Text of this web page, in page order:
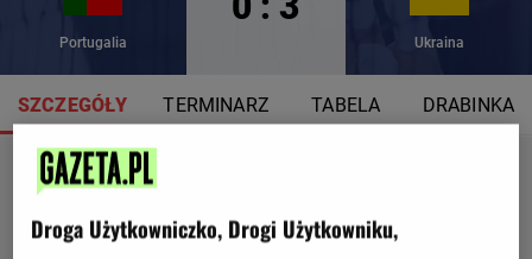
Portugalia Ukraina
SZCZEGÓŁY TERMINARZ TABELA DRABINKA
Droga Użytkowniczko, Drogi Użytkowniku,